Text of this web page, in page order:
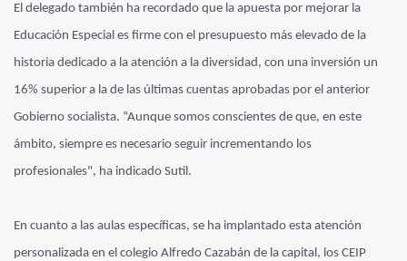
El delegado también ha recordado que la apuesta por mejorar la
Educación Especial es firme con el presupuesto más elevado de la
historia dedicado a la atención a la diversidad, con una inversión un
16% superior a la de las últimas cuentas aprobadas por el anterior
Gobierno socialista. “Aunque somos conscientes de que, en este
ámbito, siempre es necesario seguir incrementando los
profesionales", ha indicado Sutil.
En cuanto a las aulas específicas, se ha implantado esta atención
personalizada en el colegio Alfredo Cazabán de la capital, los CEIP